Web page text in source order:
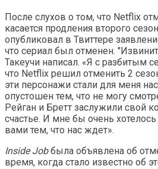
После слухов о том, что Netflix
касается продления второго
опубликовал в Твиттере
что сериал был отменен.
Такеучи написал. «Я с разбитым
что Netflix решил отменить 2
эти персонажи стали для меня
опустошен тем, что не могу
Рейган и Бретт заслужили свой
счастье. И мне бы очень
вами тем, что нас ждет».
Inside Jobбыла объявлена ​​об
время, когда стало известно об